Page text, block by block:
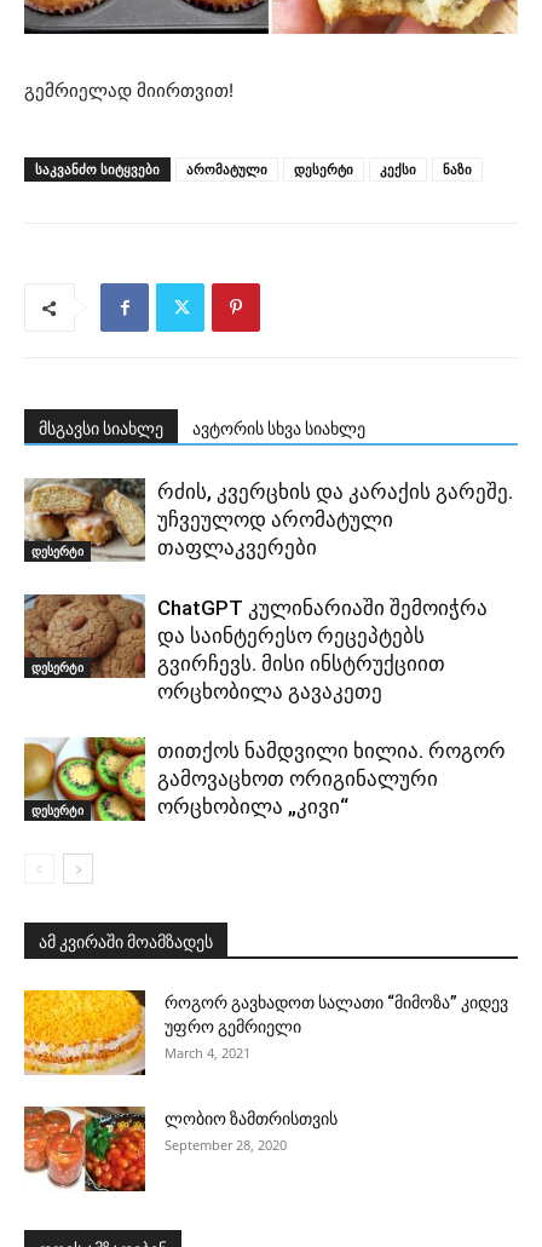
გემრიელად მიირთვით!
ᲡᲐᲙᲕᲐᲜᲫᲝ ᲡᲘᲢᲧᲕᲔᲑᲘ არომატული დესერტი კექსი ნაზი
მსგავსი სიახლე ავტორის სხვა სიახლე
დესერტი
რძის, კვერცხის და კარაქის გარეშე.
უჩვეულოდ არომატული
თაფლაკვერები
დესერტი
ChatGPT კულინარიაში შემოიჭრა
და საინტერესო რეცეპტებს
გვირჩევს. მისი ინსტრუქციით
ორცხობილა გავაკეთე
დესერტი
თითქოს ნამდვილი ხილია. როგორ
გამოვაცხოთ ორიგინალური
ორცხობილა „კივი“
ამ კვირაში მოამზადეს
როგორ გავხადოთ სალათი “მიმოზა” კიდევ
უფრო გემრიელი
March 4, 2021
ლობიო ზამთრისთვის
September 28, 2020